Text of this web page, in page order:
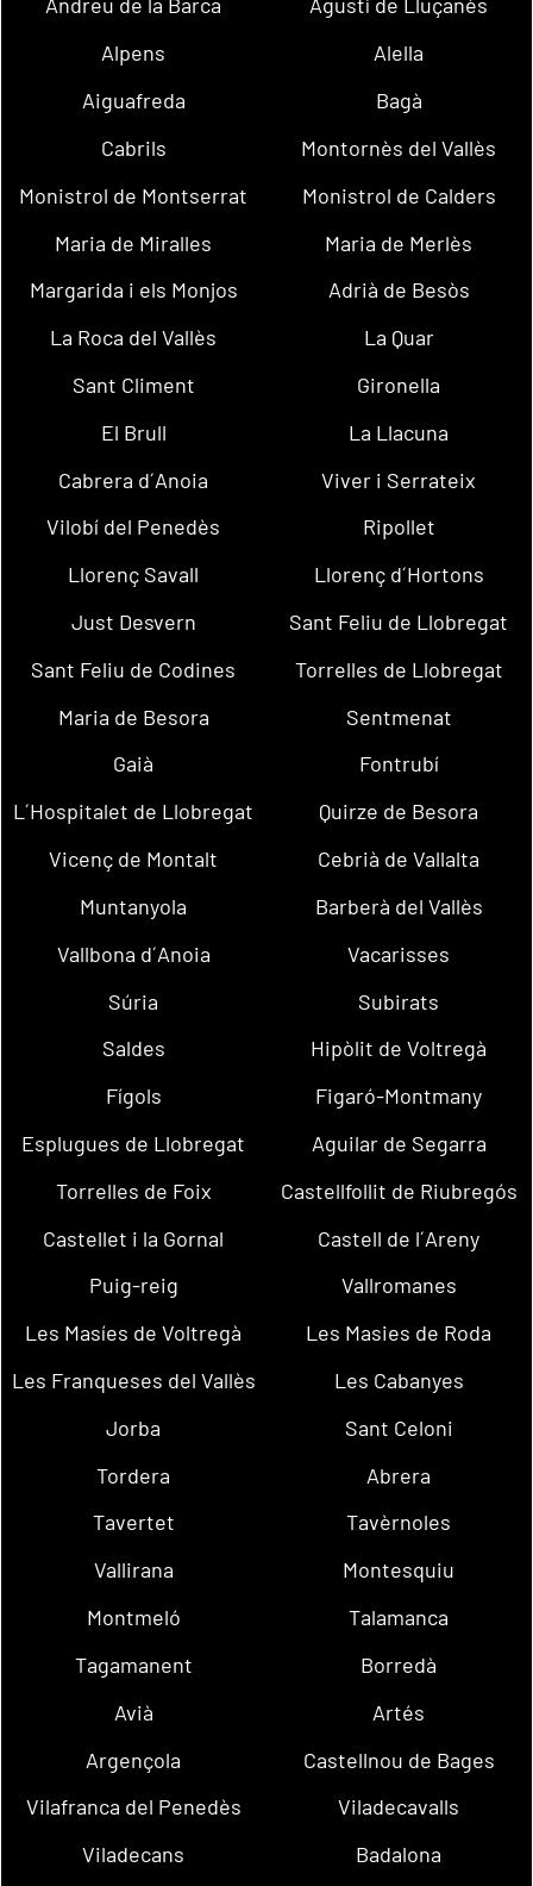
Andreu de la Barca
Agustí de Lluçanès
Alpens
Alella
Aiguafreda
Bagà
Cabrils
Montornès del Vallès
Monistrol de Montserrat
Monistrol de Calders
Maria de Miralles
Maria de Merlès
Margarida i els Monjos
Adrià de Besòs
La Roca del Vallès
La Quar
Sant Climent
Gironella
El Brull
La Llacuna
Cabrera d´Anoia
Viver i Serrateix
Vilobí del Penedès
Ripollet
Llorenç Savall
Llorenç d´Hortons
Just Desvern
Sant Feliu de Llobregat
Sant Feliu de Codines
Torrelles de Llobregat
Maria de Besora
Sentmenat
Gaià
Fontrubí
L´Hospitalet de Llobregat
Quirze de Besora
Vicenç de Montalt
Cebrià de Vallalta
Muntanyola
Barberà del Vallès
Vallbona d´Anoia
Vacarisses
Súria
Subirats
Saldes
Hipòlit de Voltregà
Fígols
Figaró-Montmany
Esplugues de Llobregat
Aguilar de Segarra
Torrelles de Foix
Castellfollit de Riubregós
Castellet i la Gornal
Castell de l´Areny
Puig-reig
Vallromanes
Les Masíes de Voltregà
Les Masies de Roda
Les Franqueses del Vallès
Les Cabanyes
Jorba
Sant Celoni
Tordera
Abrera
Tavertet
Tavèrnoles
Vallirana
Montesquiu
Montmeló
Talamanca
Tagamanent
Borredà
Avià
Artés
Argençola
Castellnou de Bages
Vilafranca del Penedès
Viladecavalls
Viladecans
Badalona